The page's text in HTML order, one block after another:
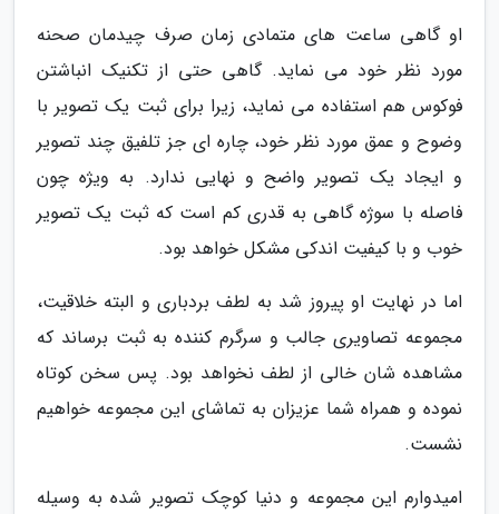
او گاهی ساعت های متمادی زمان صرف چیدمان صحنه
مورد نظر خود می نماید. گاهی حتی از تکنیک انباشتن
فوکوس هم استفاده می نماید، زیرا برای ثبت یک تصویر با
وضوح و عمق مورد نظر خود، چاره ای جز تلفیق چند تصویر
و ایجاد یک تصویر واضح و نهایی ندارد. به ویژه چون
فاصله با سوژه گاهی به قدری کم است که ثبت یک تصویر
خوب و با کیفیت اندکی مشکل خواهد بود.
اما در نهایت او پیروز شد به لطف بردباری و البته خلاقیت،
مجموعه تصاویری جالب و سرگرم کننده به ثبت برساند که
مشاهده شان خالی از لطف نخواهد بود. پس سخن کوتاه
نموده و همراه شما عزیزان به تماشای این مجموعه خواهیم
نشست.
امیدوارم این مجموعه و دنیا کوچک تصویر شده به وسیله